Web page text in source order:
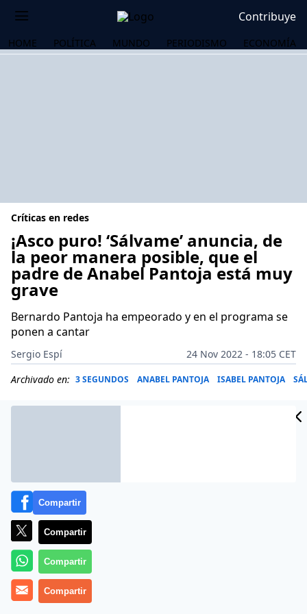
Contribuye
HOME POLÍTICA MUNDO PERIODISMO ECONOMÍA
Críticas en redes
¡Asco puro! ‘Sálvame’ anuncia, de
la peor manera posible, que el
padre de Anabel Pantoja está muy
grave
Bernardo Pantoja ha empeorado y en el programa se
ponen a cantar
Sergio Espí
24 Nov 2022 - 18:05 CET
Archivado en: 3 SEGUNDOS ANABEL PANTOJA ISABEL PANTOJA
Más información
Compartir
Compartir
Compartir
Compartir